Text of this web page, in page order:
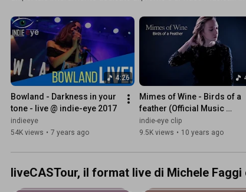
4:26
Bowland - Darkness in your
tone - live @ indie-eye 2017
indieeye
54K views • 7 years ago
Mimes of Wine - Birds of a
feather (Official Music
Video)
indie-eye clip
9.5K views • 10 years ago
liveCASTour, il format live di Michele